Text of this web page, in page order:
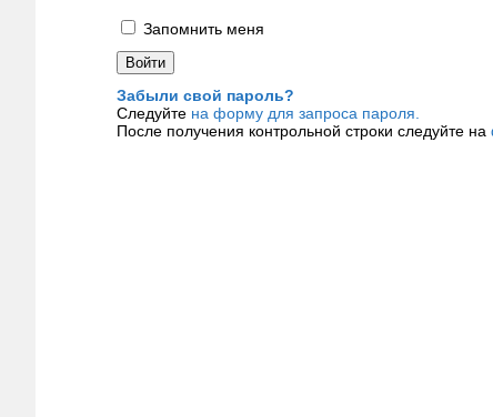
Запомнить меня
Забыли свой пароль?
Следуйте на форму для запроса пароля.
После получения контрольной строки следуйте на